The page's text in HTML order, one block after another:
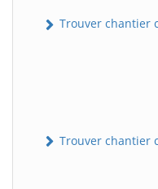
Trouver chantier
Trouver chantier